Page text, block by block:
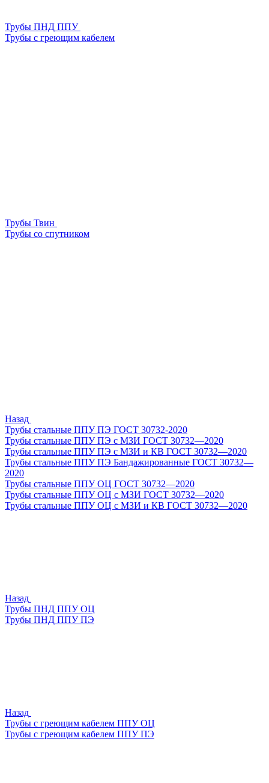
Трубы ПНД ППУ
Трубы с греющим кабелем
Трубы Твин
Трубы со спутником
Назад
Трубы стальные ППУ ПЭ ГОСТ 30732-2020
Трубы стальные ППУ ПЭ с МЗИ ГОСТ 30732—2020
Трубы стальные ППУ ПЭ с МЗИ и КВ ГОСТ 30732—2020
Трубы стальные ППУ ПЭ Бандажированные ГОСТ 30732—
2020
Трубы стальные ППУ ОЦ ГОСТ 30732—2020
Трубы стальные ППУ ОЦ с МЗИ ГОСТ 30732—2020
Трубы стальные ППУ ОЦ с МЗИ и КВ ГОСТ 30732—2020
Назад
Трубы ПНД ППУ ОЦ
Трубы ПНД ППУ ПЭ
Назад
Трубы с греющим кабелем ППУ ОЦ
Трубы с греющим кабелем ППУ ПЭ